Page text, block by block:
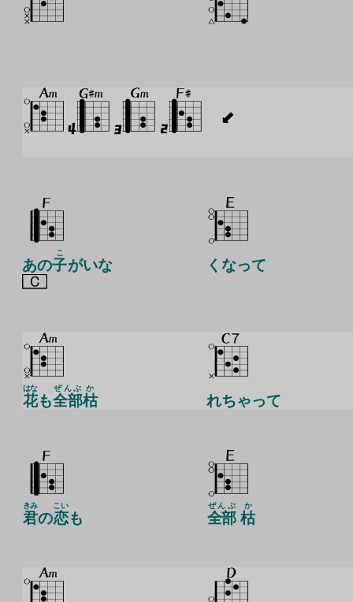
あの子
こ
がいな くなって
花
はな
も全部
ぜんぶ
枯
か
れちゃって
君
きみ
の恋
こい
も 全部
ぜんぶ
枯
か